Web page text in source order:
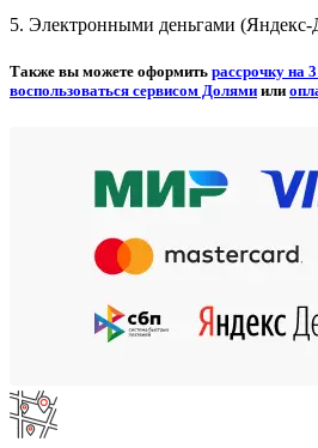
5. Электронными деньгами (Яндекс-
Также вы можете оформить рассрочку на
воспользоваться сервисом Долями или